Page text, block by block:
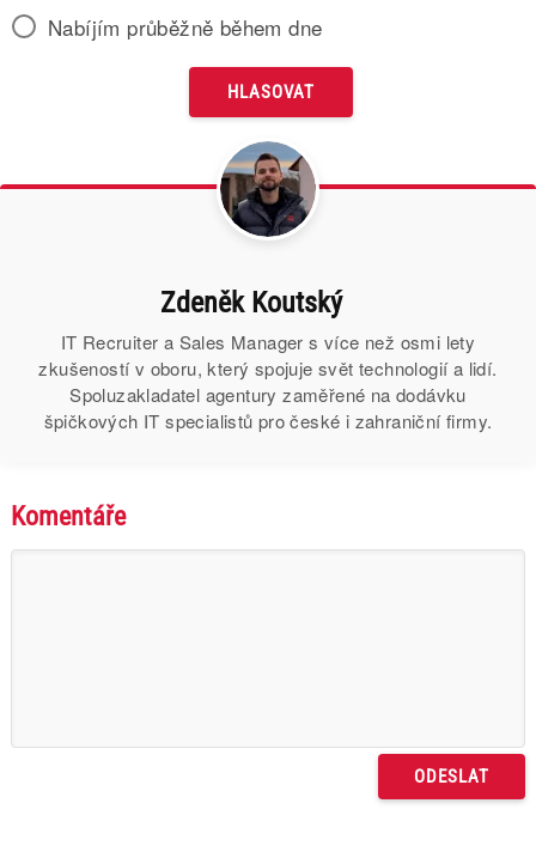
Nabíjím průběžně během dne
Zdeněk Koutský
IT Recruiter a Sales Manager s více než osmi lety
zkušeností v oboru, který spojuje svět technologií a lidí.
Spoluzakladatel agentury zaměřené na dodávku
špičkových IT specialistů pro české i zahraniční firmy.
Komentáře